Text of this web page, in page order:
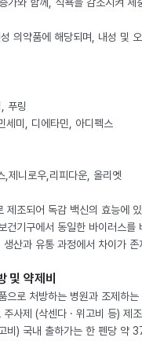
의약품에 해당되며, 내성 및
푸링
미, 디에타민, 아디펙스
제니로우,리피다운, 올리엣
제조되어 독감 백신의 효능에
건기구에서 동일한 바이러스를
산과 유통 과정에서 차이가 존
및 약제비
으로 처방하는 병원과 조제하는
사제 (삭센다 · 위고비 등) 제
비) 국내 출하가는 한 펜당 약